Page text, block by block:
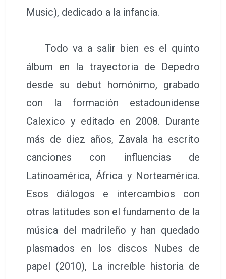
Music), dedicado a la infancia.
Todo va a salir bien es el quinto
álbum en la trayectoria de Depedro
desde su debut homónimo, grabado
con la formación estadounidense
Calexico y editado en 2008. Durante
más de diez años, Zavala ha escrito
canciones con influencias de
Latinoamérica, África y Norteamérica.
Esos diálogos e intercambios con
otras latitudes son el fundamento de la
música del madrileño y han quedado
plasmados en los discos Nubes de
papel (2010), La increíble historia de